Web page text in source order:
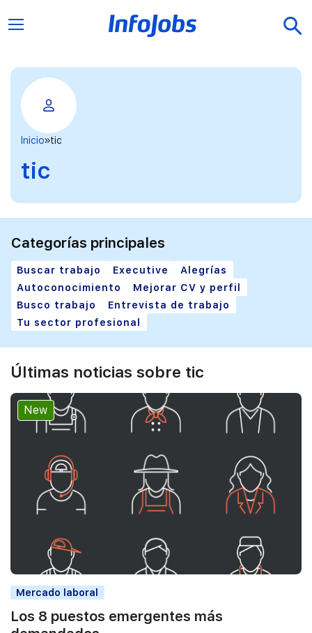
Inicio tic
tic
Categorías principales
Buscar trabajo Executive
Alegrías
Autoconocimiento
Mejorar CV y perfil
Busco trabajo
Entrevista de trabajo
Tu sector profesional
Últimas noticias sobre tic
New
Mercado laboral
Los 8 puestos emergentes más